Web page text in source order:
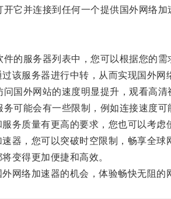
并连接到任何一个提供国外网络加
服务器列表中，您可以根据您的需
服务器进行中转，从而实现国外网
外网站的速度明显提升，观看高清
能会有一些限制，例如连接速度可
质量有更高的要求，您也可以考虑
，您可以突破时空限制，畅享全球
得更加便捷和高效。
络加速器的机会，体验畅快无阻的